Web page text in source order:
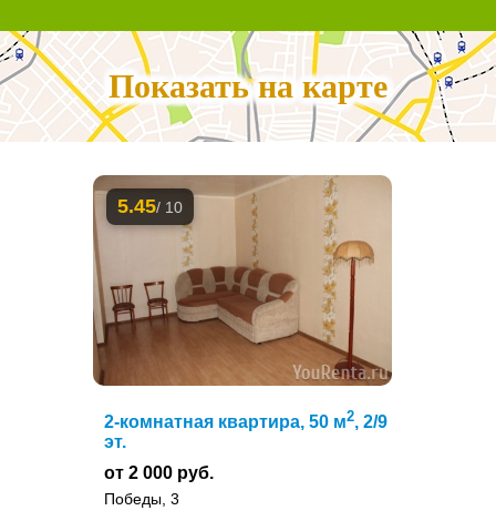
Показать на карте
5.45/ 10
2-комнатная квартира, 50 м2, 2/9
эт.
от 2 000 руб.
Победы, 3